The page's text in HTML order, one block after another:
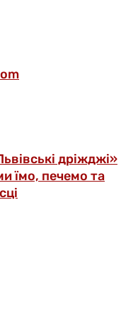
дріжджі»
їмо, печемо та